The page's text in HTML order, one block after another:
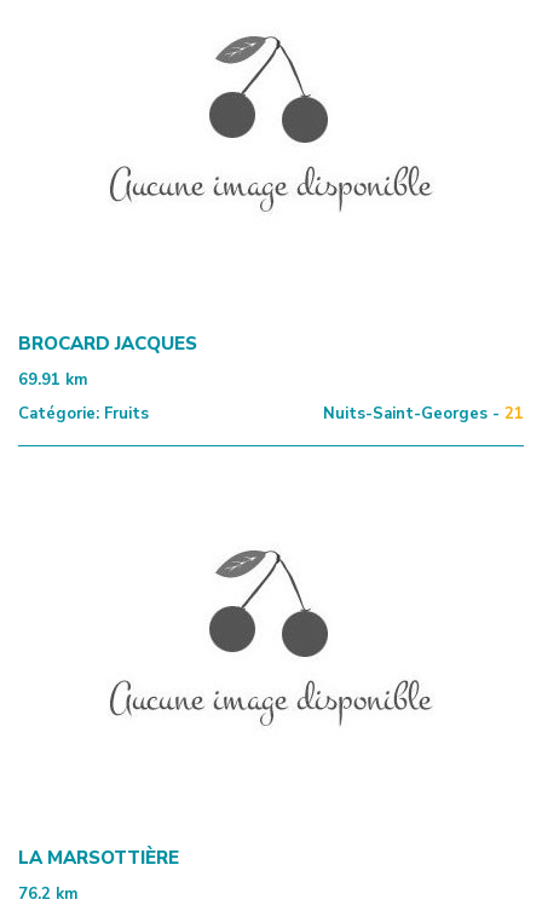
BROCARD JACQUES
69.91 km
Catégorie: Fruits Nuits-Saint-Georges - 21
LA MARSOTTIÈRE
76.2 km